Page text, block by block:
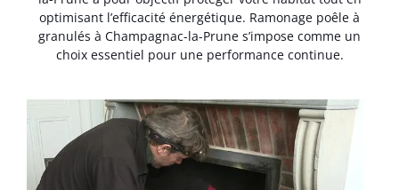
optimisant l’efficacité énergétique. Ramonage poêle à
granulés à Champagnac-la-Prune s’impose comme un
choix essentiel pour une performance continue.